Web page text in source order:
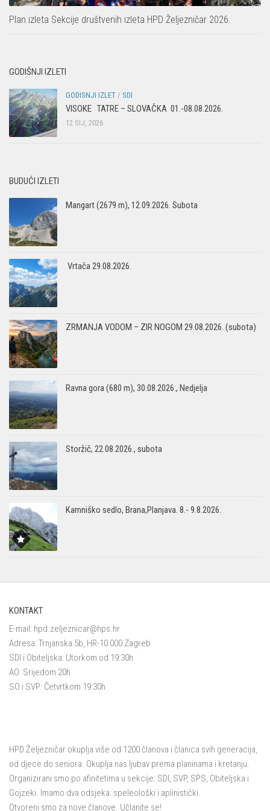
Plan izleta Sekcije društvenih izleta HPD Željezničar 2026.
GODIŠNJI IZLETI
GODISNJI IZLET / SDI
VISOKE TATRE – SLOVAČKA 01.-08.08.2026.
12 SIJ, 2026
BUDUĆI IZLETI
Mangart (2679 m), 12.09.2026. Subota
Vrtača 29.08.2026.
ZRMANJA VODOM – ZIR NOGOM 29.08.2026. (subota)
Ravna gora (680 m), 30.08.2026., Nedjelja
Storžič, 22.08.2026., subota
Kamniško sedlo, Brana,Planjava. 8.- 9.8.2026.
KONTAKT
E-mail: hpd.zeljeznicar@hps.hr
Adresa: Trnjanska 5b, HR-10 000 Zagreb
SDI i Obiteljska: Utorkom od 19:30h
AO: Srijedom 20h
SO i SVP: Četvrtkom 19:30h
HPD Željezničar okuplja više od 1200 članova i članica svih generacija,
od djece do seniora. Okuplja nas ljubav prema planinama i kretanju.
Organizirani smo po afinitetima u sekcije: SDI, SVP, SPS, Obiteljska i
Gojzeki. Imamo dva odsjeka: speleološki i aplinistički.
Otvoreni smo za nove članove. Učlanite se!